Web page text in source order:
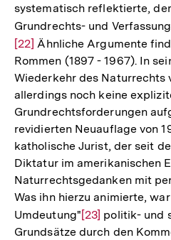
systematisch reflektierte,
Grundrechts- und
[22] Ähnliche Argumente
Rommen (1897 - 1967). In
Wiederkehr des Naturrechts
allerdings noch keine
Grundrechtsforderungen
revidierten Neuauflage von
katholische Jurist, der seit
Diktatur im amerikanischen
Naturrechtsgedanken mit
Was ihn hierzu animierte,
Umdeutung"Zur
Auflösung
[23] politik- und
Grundsätze durch den